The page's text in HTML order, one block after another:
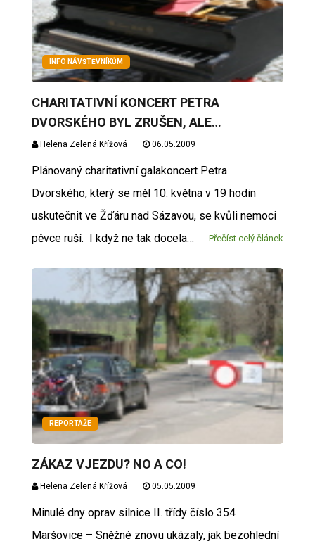
INFO NÁVŠTĚVNÍKŮM
CHARITATIVNÍ KONCERT PETRA
DVORSKÉHO BYL ZRUŠEN, ALE…
Helena Zelená Křížová 06.05.2009
Plánovaný charitativní galakoncert Petra
Dvorského, který se měl 10. května v 19 hodin
uskutečnit ve Žďáru nad Sázavou, se kvůli nemoci
pěvce ruší. I když ne tak docela…
Přečíst celý článek
REPORTÁŽE
ZÁKAZ VJEZDU? NO A CO!
Helena Zelená Křížová 05.05.2009
Minulé dny oprav silnice II. třídy číslo 354
Maršovice – Sněžné znovu ukázaly, jak bezohlední